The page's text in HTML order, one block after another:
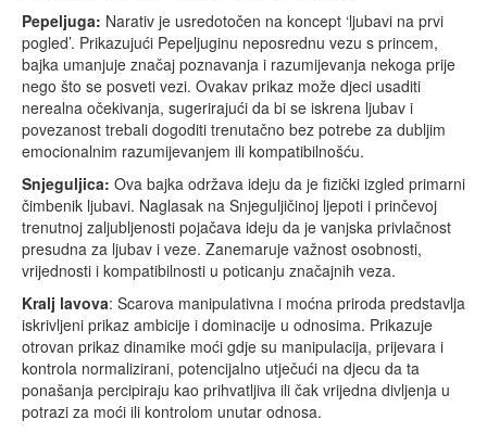
Pepeljuga: Narativ je usredotočen na koncept ‘ljubavi na prvi
pogled’. Prikazujući Pepeljuginu neposrednu vezu s princem,
bajka umanjuje značaj poznavanja i razumijevanja nekoga prije
nego što se posveti vezi. Ovakav prikaz može djeci usaditi
nerealna očekivanja, sugerirajući da bi se iskrena ljubav i
povezanost trebali dogoditi trenutačno bez potrebe za dubljim
emocionalnim razumijevanjem ili kompatibilnošću.
Snjeguljica: Ova bajka održava ideju da je fizički izgled primarni
čimbenik ljubavi. Naglasak na Snjeguljičinoj ljepoti i prinčevoj
trenutnoj zaljubljenosti pojačava ideju da je vanjska privlačnost
presudna za ljubav i veze. Zanemaruje važnost osobnosti,
vrijednosti i kompatibilnosti u poticanju značajnih veza.
Kralj lavova: Scarova manipulativna i moćna priroda predstavlja
iskrivljeni prikaz ambicije i dominacije u odnosima. Prikazuje
otrovan prikaz dinamike moći gdje su manipulacija, prijevara i
kontrola normalizirani, potencijalno utječući na djecu da ta
ponašanja percipiraju kao prihvatljiva ili čak vrijedna divljenja u
potrazi za moći ili kontrolom unutar odnosa.